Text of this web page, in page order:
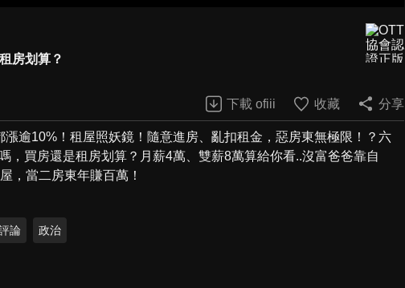
房划算？
下載 ofiii 收藏 分享
逾10%！租屋照妖鏡！隨意進房、亂扣租金，惡房東無極限！？六
，買房還是租房划算？月薪4萬、雙薪8萬算給你看..沒富爸爸靠自
，當二房東年賺百萬！
論 政治